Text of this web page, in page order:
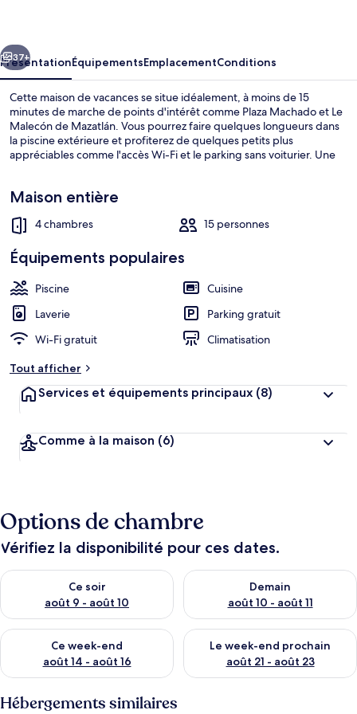
Maison Familiale | Coin séjour |
Suivant
37+
PrésentationÉquipementsEmplacementConditions
Cette maison de vacances se situe idéalement, à moins de 15
minutes de marche de points d'intérêt comme Plaza Machado et Le
Malecón de Mazatlán. Vous pourrez faire quelques longueurs dans
la piscine extérieure et profiterez de quelques petits plus
appréciables comme l'accès Wi-Fi et le parking sans voiturier. Une
Maison entière
4 chambres 15 personnes
Équipements populaires
Piscine
Cuisine
Laverie
Parking gratuit
Wi-Fi gratuit
Climatisation
Tout afficher
Services et équipements principaux (8)
Comme à la maison (6)
Options de chambre
Vérifiez la disponibilité pour ces dates.
Ce soir
août 9 - août 10
Vérifier la disponibilité pour ce soir août 9 - août 10
Demain
août 10 - août 11
Vérifier la disponibilité pour
Ce week-end
août 14 - août 16
Vérifier la disponibilité pour ce week-end août 14 - août 16
Le week-end prochain
août 21 - août 23
Vérifier la disponibilité pour
Hébergements similaires